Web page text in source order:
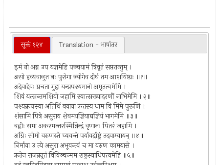
सूक्तं १२४ Translation - भाषांतर
इमं नो अग्न उप यज्ञमेहि पञ्चयामं त्रिवृतं सप्ततन्तुम् ।
असो हव्यवाळुत नः पुरोगा ज्योगेव दीर्घं तम आशयिष्ठाः ॥१॥
अदेवाद्देवः प्रचता गुहा यन्प्रपश्यमानो अमृतत्वमेमि ।
शिवं यत्सन्तमशिवो जहामि स्वात्सख्यादरणीं नाभिमेमि ॥२॥
पश्यन्नन्यस्या अतिथिं वयाया ऋतस्य धाम वि मिमे पुरूणि ।
शंसामि पित्रे असुराय शेवमयज्ञियाद्यज्ञियं भागमेमि ॥३॥
बह्वीः समा अकरमन्तरस्मिन्निन्द्रं वृणानः पितरं जहामि ।
अग्निः सोमो वरुणस्ते च्यवन्ते पर्यावर्द्राष्ट्रं तदवाम्यायन् ॥४॥
निर्माया उ त्ये असुरा अभूवन्त्वं च मा वरुण कामयासे ।
ऋतेन राजन्ननृतं विविञ्चन्मम राष्ट्रस्याधिपत्यमेहि ॥५॥